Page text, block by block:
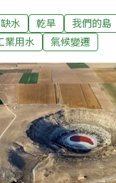
竹東二重埔農民，有
源，提供灌溉田地。
，面臨秧苗缺水，
水試辦計畫強制停灌
以頭前溪流域灌區為
水推廣試辦計畫」
農業部抗議。面對
農民總是被犧牲。為
技的生產園區不斷趕
缺水 乾旱 我們的島
業用水 氣候變遷